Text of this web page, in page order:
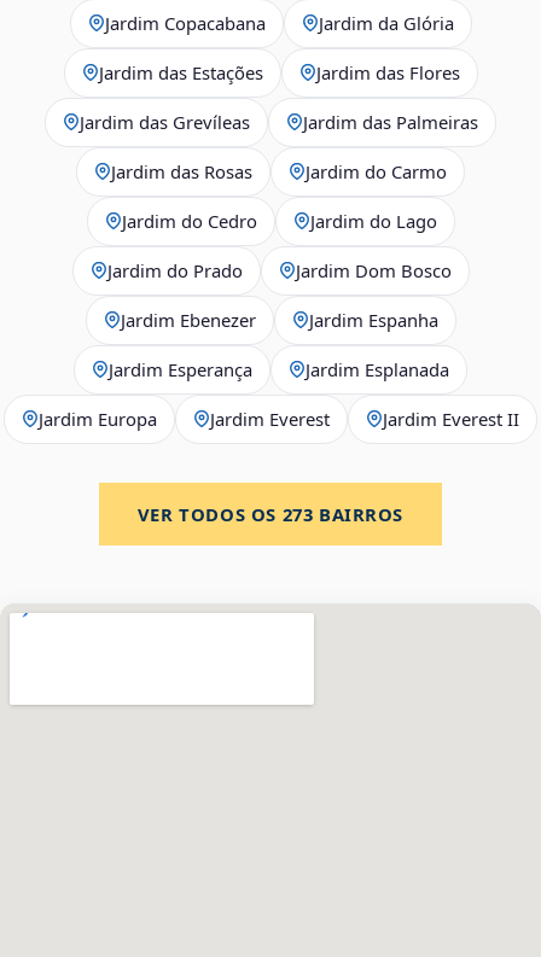
Jardim Copacabana Jardim da Glória
Jardim das Estações Jardim das Flores
Jardim das Grevíleas Jardim das Palmeiras
Jardim das Rosas Jardim do Carmo
Jardim do Cedro Jardim do Lago
Jardim do Prado Jardim Dom Bosco
Jardim Ebenezer Jardim Espanha
Jardim Esperança Jardim Esplanada
Jardim Europa Jardim Everest Jardim Everest II
VER TODOS OS 273 BAIRROS